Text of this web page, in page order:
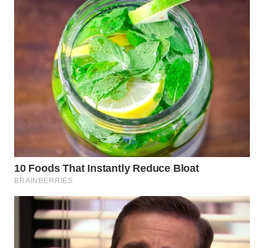
INDRAMAYU
KUNINGAN
WN
MAJALENGKA
SUBANG
WN
SUKABUMI
WN
PURWAKARTA